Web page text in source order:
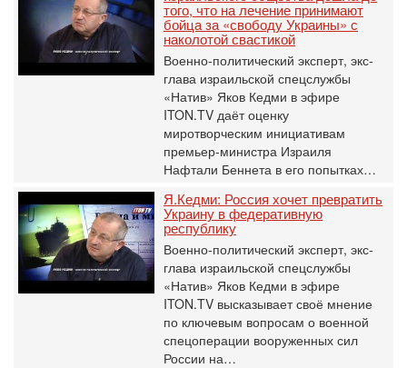
того, что на лечение принимают
бойца за «свободу Украины» с
наколотой свастикой
Военно-политический эксперт, экс-
глава израильской спецслужбы
«Натив» Яков Кедми в эфире
ITON.TV даёт оценку
миротворческим инициативам
премьер-министра Израиля
Нафтали Беннета в его попытках…
Я.Кедми: Россия хочет превратить
Украину в федеративную
республику
Военно-политический эксперт, экс-
глава израильской спецслужбы
«Натив» Яков Кедми в эфире
ITON.TV высказывает своё мнение
по ключевым вопросам о военной
спецоперации вооруженных сил
России на…